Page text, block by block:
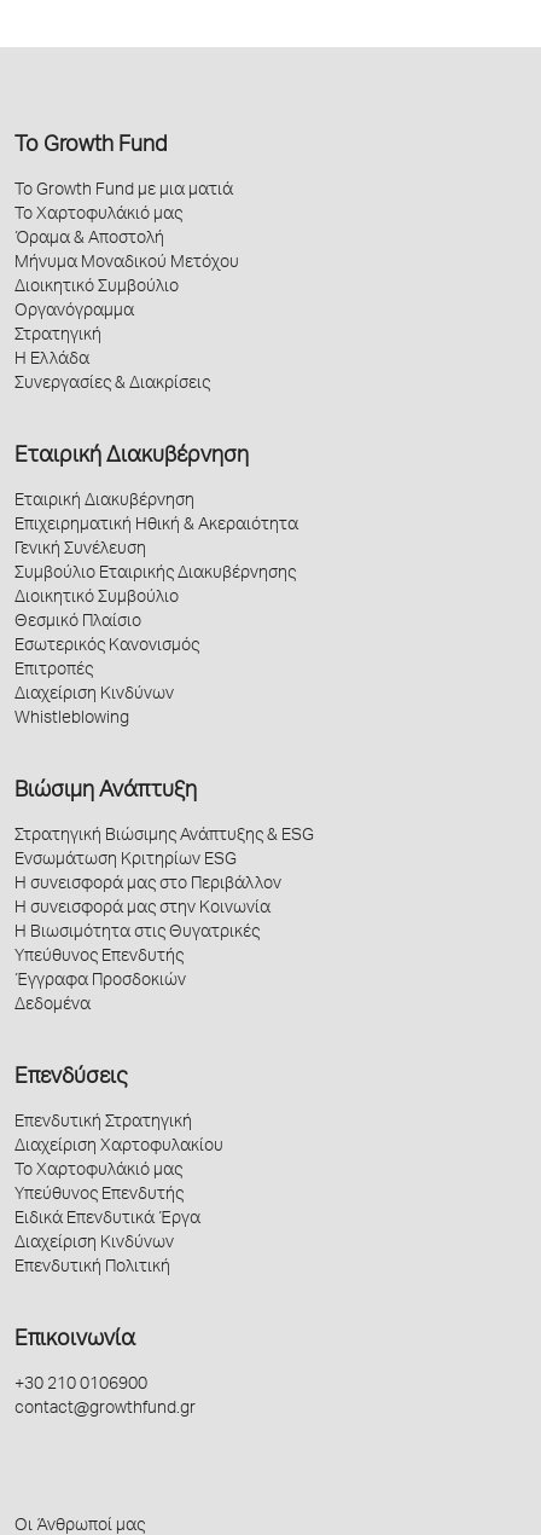
Το Growth Fund
Το Growth Fund με μια ματιά
Το Χαρτοφυλάκιό μας
Όραμα & Αποστολή
Μήνυμα Μοναδικού Μετόχου
Διοικητικό Συμβούλιο
Οργανόγραμμα
Στρατηγική
Η Ελλάδα
Συνεργασίες & Διακρίσεις
Εταιρική Διακυβέρνηση
Εταιρική Διακυβέρνηση
Επιχειρηματική Ηθική & Ακεραιότητα
Γενική Συνέλευση
Συμβούλιο Εταιρικής Διακυβέρνησης
Διοικητικό Συμβούλιο
Θεσμικό Πλαίσιο
Εσωτερικός Κανονισμός
Επιτροπές
Διαχείριση Κινδύνων
Whistleblowing
Βιώσιμη Ανάπτυξη
Στρατηγική Βιώσιμης Ανάπτυξης & ESG
Ενσωμάτωση Κριτηρίων ESG
Η συνεισφορά μας στο Περιβάλλον
Η συνεισφορά μας στην Κοινωνία
Η Βιωσιμότητα στις Θυγατρικές
Υπεύθυνος Επενδυτής
Έγγραφα Προσδοκιών
Δεδομένα
Επενδύσεις
Επενδυτική Στρατηγική
Διαχείριση Χαρτοφυλακίου
Το Χαρτοφυλάκιό μας
Υπεύθυνος Επενδυτής
Ειδικά Επενδυτικά Έργα
Διαχείριση Κινδύνων
Επενδυτική Πολιτική
Επικοινωνία
+30 210 0106900
contact@growthfund.gr
Οι Άνθρωποί μας